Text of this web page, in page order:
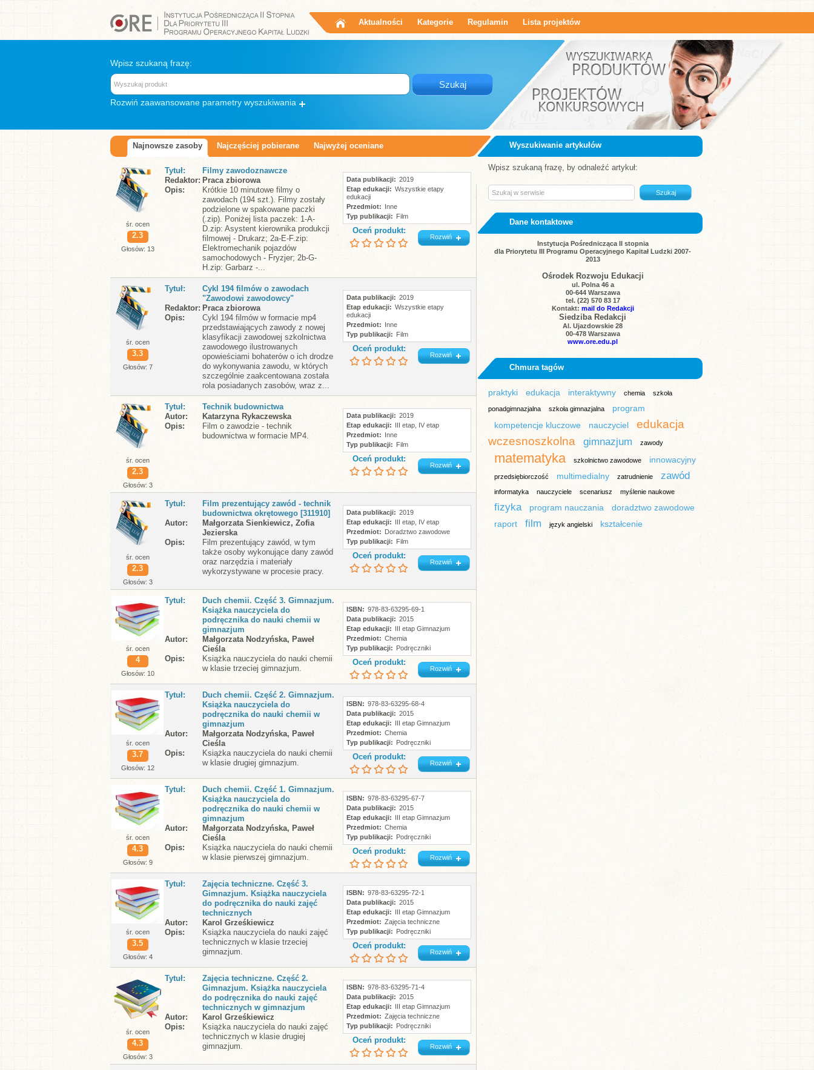
Aktualności Kategorie Regulamin Lista projektów
Wpisz szukaną frazę:
Rozwiń zaawansowane parametry wyszukiwania
Najnowsze zasoby Najczęściej pobierane Najwyżej oceniane
śr. ocen
2.3
Głosów: 13
Tytuł
Filmy zawodoznawcze
Redaktor Praca zbiorowa
Opis
Krótkie 10 minutowe filmy o
zawodach (194 szt.). Filmy zostały
podzielone w spakowane paczki
(.zip). Poniżej lista paczek: 1-A-
D.zip: Asystent kierownika produkcji
filmowej - Drukarz; 2a-E-F.zip:
Elektromechanik pojazdów
samochodowych - Fryzjer; 2b-G-
H.zip: Garbarz -...
Data publikacji
2019
Etap edukacji
Wszystkie etapy
edukacji
Przedmiot
Inne
Typ publikacji
Film
Oceń produkt:
Rozwiń
śr. ocen
3.3
Głosów: 7
Tytuł
Cykl 194 filmów o zawodach
"Zawodowi zawodowcy"
Redaktor Praca zbiorowa
Opis
Cykl 194 filmów w formacie mp4
przedstawiających zawody z nowej
klasyfikacji zawodowej szkolnictwa
zawodowego ilustrowanych
opowieściami bohaterów o ich drodze
do wykonywania zawodu, w których
szczególnie zaakcentowana została
rola posiadanych zasobów, wraz z...
Data publikacji
2019
Etap edukacji
Wszystkie etapy
edukacji
Przedmiot
Inne
Typ publikacji
Film
Oceń produkt:
Rozwiń
śr. ocen
2.3
Głosów: 3
Tytuł
Technik budownictwa
Autor
Katarzyna Rykaczewska
Opis
Film o zawodzie - technik
budownictwa w formacie MP4.
Data publikacji
2019
Etap edukacji
III etap, IV etap
Przedmiot
Inne
Typ publikacji
Film
Oceń produkt:
Rozwiń
śr. ocen
2.3
Głosów: 3
Tytuł
Film prezentujący zawód - technik
budownictwa okrętowego [311910]
Autor
Małgorzata Sienkiewicz, Zofia
Jezierska
Opis
Film prezentujący zawód, w tym
także osoby wykonujące dany zawód
oraz narzędzia i materiały
wykorzystywane w procesie pracy.
Data publikacji
2019
Etap edukacji
III etap, IV etap
Przedmiot
Doradztwo zawodowe
Typ publikacji
Film
Oceń produkt:
Rozwiń
śr. ocen
4
Głosów: 10
Tytuł
Duch chemii. Część 3. Gimnazjum.
Książka nauczyciela do
podręcznika do nauki chemii w
gimnazjum
Autor
Małgorzata Nodzyńska, Paweł
Cieśla
Opis
Książka nauczyciela do nauki chemii
w klasie trzeciej gimnazjum.
ISBN
978-83-63295-69-1
Data publikacji
2015
Etap edukacji
III etap Gimnazjum
Przedmiot
Chemia
Typ publikacji
Podręczniki
Oceń produkt:
Rozwiń
śr. ocen
3.7
Głosów: 12
Tytuł
Duch chemii. Część 2. Gimnazjum.
Książka nauczyciela do
podręcznika do nauki chemii w
gimnazjum
Autor
Małgorzata Nodzyńska, Paweł
Cieśla
Opis
Książka nauczyciela do nauki chemii
w klasie drugiej gimnazjum.
ISBN
978-83-63295-68-4
Data publikacji
2015
Etap edukacji
III etap Gimnazjum
Przedmiot
Chemia
Typ publikacji
Podręczniki
Oceń produkt:
Rozwiń
śr. ocen
4.3
Głosów: 9
Tytuł
Duch chemii. Część 1. Gimnazjum.
Książka nauczyciela do
podręcznika do nauki chemii w
gimnazjum
Autor
Małgorzata Nodzyńska, Paweł
Cieśla
Opis
Książka nauczyciela do nauki chemii
w klasie pierwszej gimnazjum.
ISBN
978-83-63295-67-7
Data publikacji
2015
Etap edukacji
III etap Gimnazjum
Przedmiot
Chemia
Typ publikacji
Podręczniki
Oceń produkt:
Rozwiń
śr. ocen
3.5
Głosów: 4
Tytuł
Zajęcia techniczne. Część 3.
Gimnazjum. Książka nauczyciela
do podręcznika do nauki zajęć
technicznych
Autor
Karol Grześkiewicz
Opis
Książka nauczyciela do nauki zajęć
technicznych w klasie trzeciej
gimnazjum.
ISBN
978-83-63295-72-1
Data publikacji
2015
Etap edukacji
III etap Gimnazjum
Przedmiot
Zajęcia techniczne
Typ publikacji
Podręczniki
Oceń produkt:
Rozwiń
śr. ocen
4.3
Głosów: 3
Tytuł
Zajęcia techniczne. Część 2.
Gimnazjum. Książka nauczyciela
do podręcznika do nauki zajęć
technicznych w gimnazjum
Autor
Karol Grześkiewicz
Opis
Książka nauczyciela do nauki zajęć
technicznych w klasie drugiej
gimnazjum.
ISBN
978-83-63295-71-4
Data publikacji
2015
Etap edukacji
III etap Gimnazjum
Przedmiot
Zajęcia techniczne
Typ publikacji
Podręczniki
Oceń produkt:
Rozwiń
Wyszukiwanie artykułów
Wpisz szukaną frazę, by odnaleźć artykuł:
Dane kontaktowe
Instytucja Pośrednicząca II stopnia
dla Priorytetu III Programu Operacyjnego Kapitał Ludzki 2007-
2013
Ośrodek Rozwoju Edukacji
ul. Polna 46 a
00-644 Warszawa
tel. (22) 570 83 17
Kontakt: mail do Redakcji
Siedziba Redakcji
Al. Ujazdowskie 28
00-478 Warszawa
www.ore.edu.pl
Chmura tagów
praktyki edukacja interaktywny chemia szkoła
ponadgimnazjalna szkoła gimnazjalna
program
kompetencje kluczowe
nauczyciel
edukacja
wczesnoszkolna
gimnazjum zawody
matematyka szkolnictwo zawodowe innowacyjny
przedsiębiorczość multimedialny zatrudnienie zawód
informatyka nauczyciele scenariusz myślenie naukowe
fizyka program nauczania
doradztwo zawodowe
raport
film język angielski kształcenie